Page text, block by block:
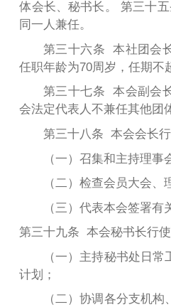
体会长、秘书长。 第三十
同一人兼任。
第三十六条 本社团会
任职年龄为70周岁，任期不
第三十七条 本会副会
会法定代表人不兼任其他团
第三十八条 本会会长行
（一）召集和主持理事
（二）检查会员大会、
（ 三 ）代表本会签署有
第三十九条 本会秘书长行使
（一）主持秘书处日
计划；
（二）协调各分支机